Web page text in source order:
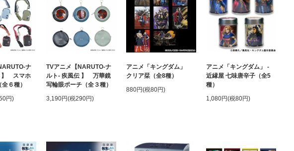
ナ
】 スマホ
６種）
円)
TVアニメ【NARUTO-ナ
ルト- 疾風伝 】 万華鏡
写輪眼ポーチ（全３種）
3,190円(税290円)
アニメ「キングダム」
クリア栞（全8種）
880円(税80円)
アニメ「キングダム」 -
近縁屋 七味唐辛子（全5
種）
1,080円(税80円)